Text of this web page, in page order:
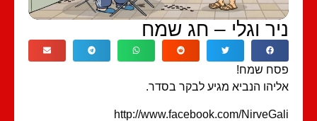
וגלי – חג שמח
שמח!
הנביא מגיע לבקר בסדר.
http://www.facebook.com/